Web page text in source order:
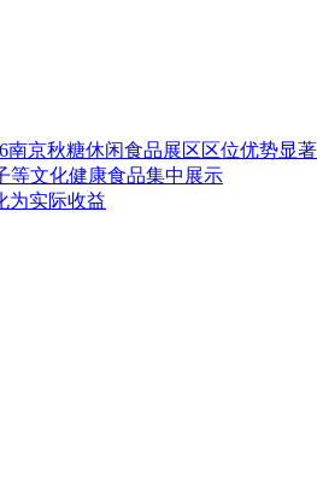
京秋糖休闲食品展区区位优势显著
等文化健康食品集中展示
为实际收益